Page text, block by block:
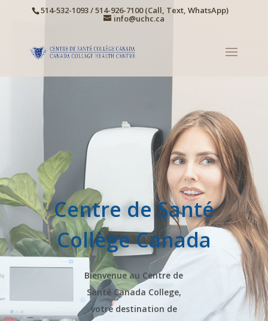
514-532-1093 / 514-926-7100 (Call, Text, WhatsApp)
info@uchc.ca
Centre de Santé
Collège Canada
Bienvenue au Centre de
Santé Canada College,
votre destination de